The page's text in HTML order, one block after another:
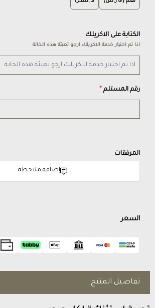
الكتابة على الاكريلك
اذا تم اختيار خدمة الاكريلك ارجو تعبئة هذه الخانة
رقم المستلم *
المرفقات
إضافة ملاحظة
السعر
تفاصيل المنتج